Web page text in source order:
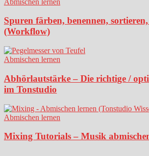
Spuren färben, benennen,
(Workflow)
Abmischen lernen
Abhörlautstärke – Die richtige /
im Tonstudio
Abmischen lernen
Mixing Tutorials – Musik